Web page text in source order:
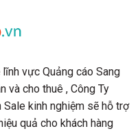
vực Quảng cáo Sang
và cho thuê , Công Ty
kinh nghiệm sẽ hỗ trợ
quả cho khách hàng